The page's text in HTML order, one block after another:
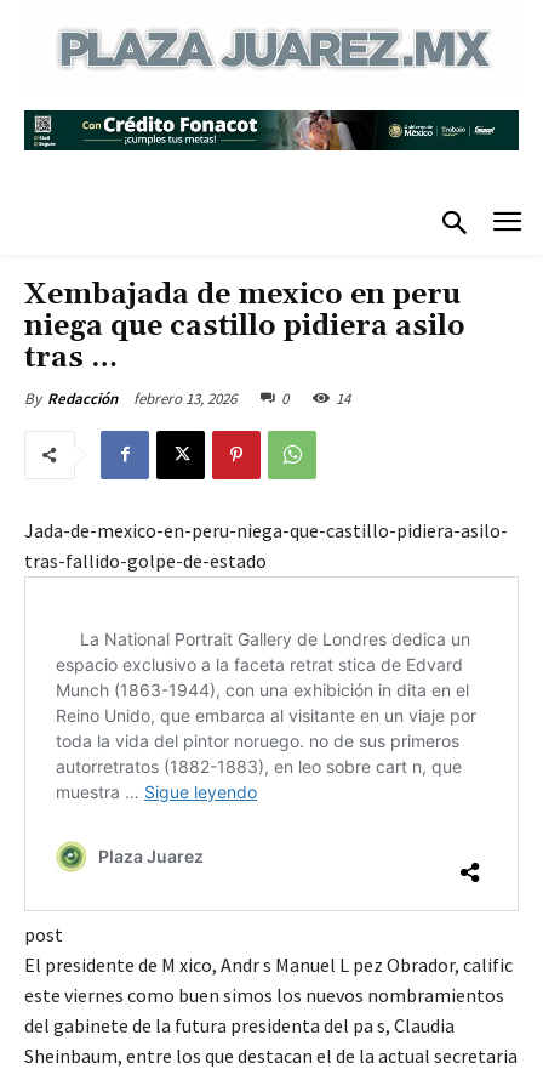
Xembajada de mexico en peru
niega que castillo pidiera asilo
tras …
By Redacción febrero 13, 2026 0 14
Jada-de-mexico-en-peru-niega-que-castillo-pidiera-asilo-
tras-fallido-golpe-de-estado
post
El presidente de M xico, Andr s Manuel L pez Obrador, calific
este viernes como buen simos los nuevos nombramientos
del gabinete de la futura presidenta del pa s, Claudia
Sheinbaum, entre los que destacan el de la actual secretaria